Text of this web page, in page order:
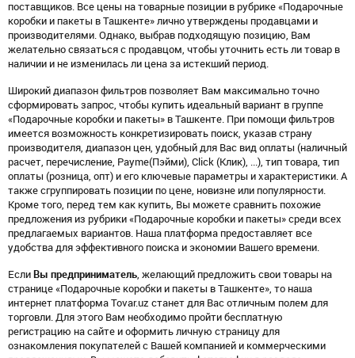
поставщиков. Все цены на товарные позиции в рубрике «Подарочные
коробки и пакеты в Ташкенте» лично утверждены продавцами и
производителями. Однако, выбрав подходящую позицию, Вам
желательно связаться с продавцом, чтобы уточнить есть ли товар в
наличии и не изменилась ли цена за истекший период.
Широкий диапазон фильтров позволяет Вам максимально точно
сформировать запрос, чтобы купить идеальный вариант в группе
«Подарочные коробки и пакеты» в Ташкенте. При помощи фильтров
имеется возможность конкретизировать поиск, указав страну
производителя, диапазон цен, удобный для Вас вид оплаты (наличный
расчет, перечисление, Payme(Пэйми), Click (Клик), ...), тип товара, тип
оплаты (розница, опт) и его ключевые параметры и характеристики. А
также сгруппировать позиции по цене, новизне или популярности.
Кроме того, перед тем как купить, Вы можете сравнить похожие
предложения из рубрики «Подарочные коробки и пакеты» среди всех
предлагаемых вариантов. Наша платформа предоставляет все
удобства для эффективного поиска и экономии Вашего времени.
Если Вы предприниматель, желающий предложить свои товары на
странице «Подарочные коробки и пакеты в Ташкенте», то наша
интернет платформа Tovar.uz станет для Вас отличным полем для
торговли. Для этого Вам необходимо пройти бесплатную
регистрацию на сайте и оформить личную страницу для
ознакомления покупателей с Вашей компанией и коммерческими